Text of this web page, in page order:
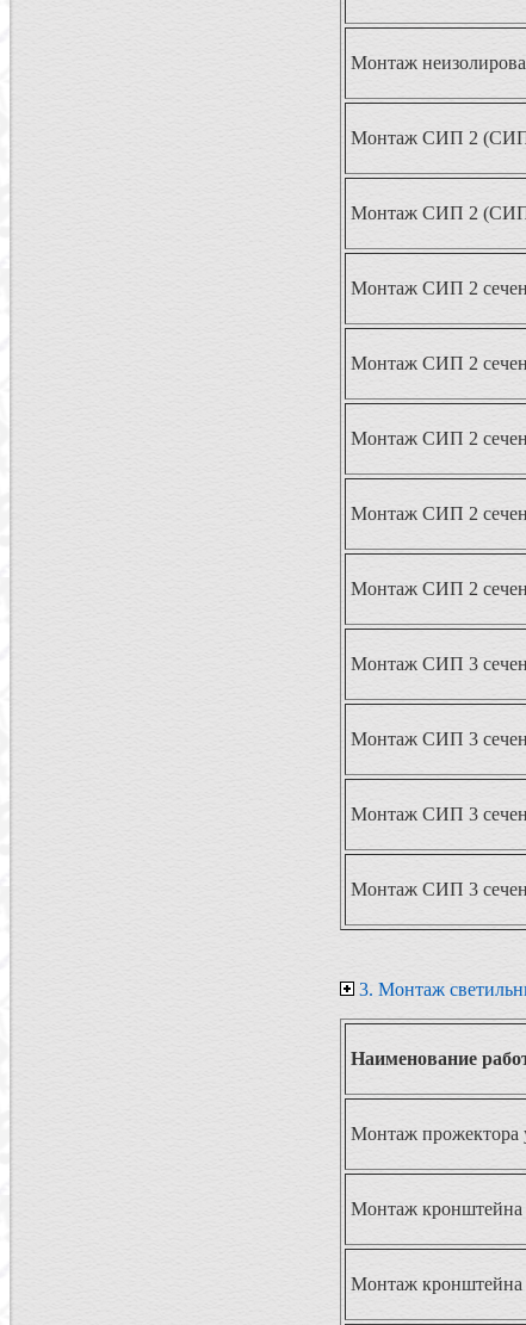
Монтаж
Монтаж СИП 2 (СИП
Монтаж СИП 2 (СИП
Монтаж СИП 2
Монтаж СИП 2
Монтаж СИП 2
Монтаж СИП 2
Монтаж СИП 2
Монтаж СИП 3
Монтаж СИП 3
Монтаж СИП 3
Монтаж СИП 3
3. Монтаж
Наименование
Монтаж прожектора
Монтаж кронштейна
Монтаж кронштейна